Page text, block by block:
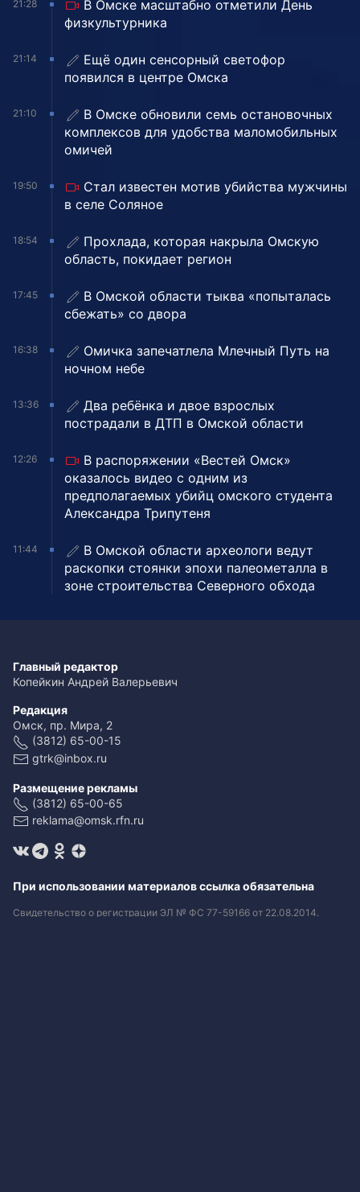
21:28
В Омске масштабно отметили День
физкультурника
21:14
Ещё один сенсорный светофор
появился в центре Омска
21:10
В Омске обновили семь остановочных
комплексов для удобства маломобильных
омичей
19:50
Стал известен мотив убийства мужчины
в селе Соляное
18:54
Прохлада, которая накрыла Омскую
область, покидает регион
17:45
В Омской области тыква «попыталась
сбежать» со двора
16:38
Омичка запечатлела Млечный Путь на
ночном небе
13:36
Два ребёнка и двое взрослых
пострадали в ДТП в Омской области
12:26
В распоряжении «Вестей Омск»
оказалось видео с одним из
предполагаемых убийц омского студента
Александра Трипутеня
11:44
В Омской области археологи ведут
раскопки стоянки эпохи палеометалла в
зоне строительства Северного обхода
Главный редактор
Копейкин Андрей Валерьевич
Редакция
Омск, пр. Мира, 2
(3812) 65-00-15
gtrk@inbox.ru
Размещение рекламы
(3812) 65-00-65
reklama@omsk.rfn.ru
При использовании материалов ссылка обязательна
Свидетельство о регистрации ЭЛ № ФС 77-59166 от 22.08.2014.